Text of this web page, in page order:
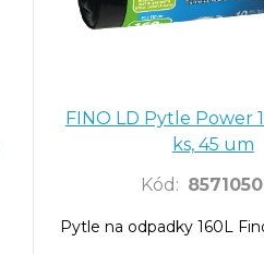
FINO LD Pytle Power
ks, 45 um
Kód :
Pytle na odpadky 160L